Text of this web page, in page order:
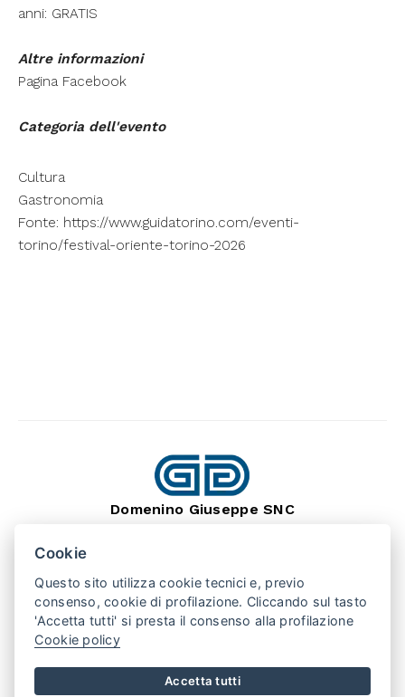
anni: GRATIS
Altre informazioni
Pagina Facebook
Categoria dell'evento
Cultura
Gastronomia
Fonte: https://www.guidatorino.com/eventi-
torino/festival-oriente-torino-2026
Domenino Giuseppe SNC
VIA MONTEBRACCO, 15
TEL. +39 0175 346407
PUNTO VENDITA: SAN SECONDO (TO) 10060
TEL. +39 0121 500508
Cookie
Questo sito utilizza cookie tecnici e, previo
consenso, cookie di profilazione. Cliccando sul tasto
'Accetta tutti' si presta il consenso alla profilazione
Cookie policy
Accetta tutti